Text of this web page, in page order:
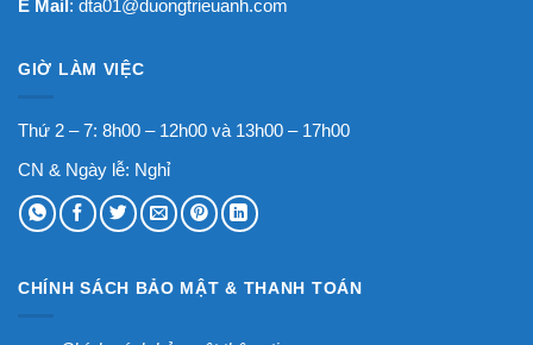
E Mail: dta01@duongtrieuanh.com
GIỜ LÀM VIỆC
Thứ 2 – 7: 8h00 – 12h00 và 13h00 – 17h00
CN & Ngày lễ: Nghỉ
CHÍNH SÁCH BẢO MẬT & THANH TOÁN